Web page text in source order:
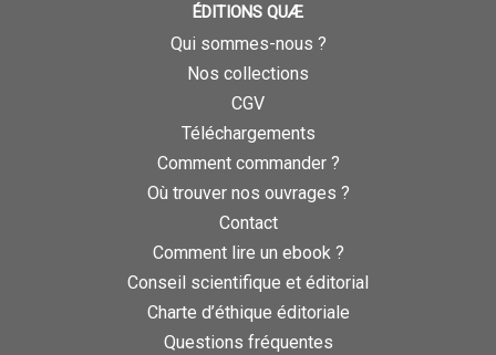
ÉDITIONS QUÆ
Qui sommes-nous ?
Nos collections
CGV
Téléchargements
Comment commander ?
Où trouver nos ouvrages ?
Contact
Comment lire un ebook ?
Conseil scientifique et éditorial
Charte d’éthique éditoriale
Questions fréquentes